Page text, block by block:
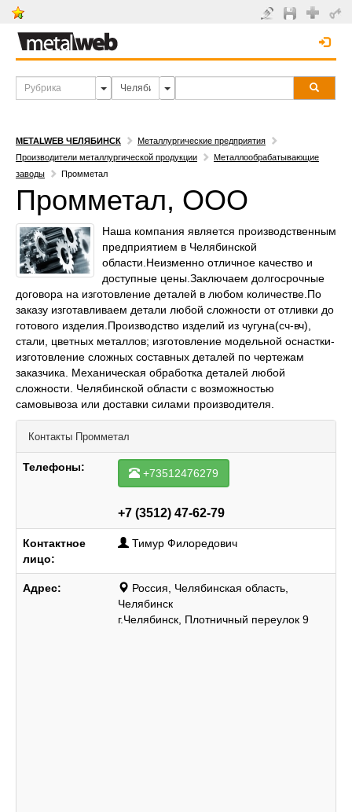
METALWEB ЧЕЛЯБИНСК
Металлургические предприятия
Производители металлургической продукции
Металлообрабатывающие
заводы
Промметал
Промметал, ООО
Наша компания является производственным
предприятием в Челябинской
области.Неизменно отличное качество и
доступные цены.Заключаем долгосрочные
договора на изготовление деталей в любом количестве.По
заказу изготавливаем детали любой сложности от отливки до
готового изделия.Производство изделий из чугуна(сч-вч),
cтали, цветных металлов; изготовление модельной оснастки-
изготовление сложных составных деталей по чертежам
заказчика. Механическая обработка деталей любой
сложности. Челябинской области с возможностью
самовывоза или доставки силами производителя.
Контакты Промметал
Телефоны: +73512476279
+7 (3512) 47-62-79
Контактное
лицо:
Тимур Филоредович
Адрес:
Россия, Челябинская область,
Челябинск
г.Челябинск, Плотничный переулок 9